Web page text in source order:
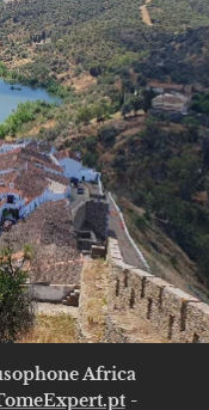
Africa
-